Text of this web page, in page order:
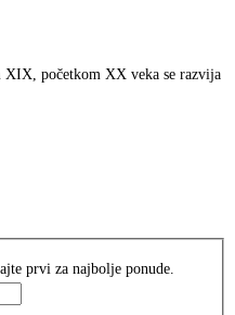
početkom XX veka se razvija
prvi za najbolje ponude.